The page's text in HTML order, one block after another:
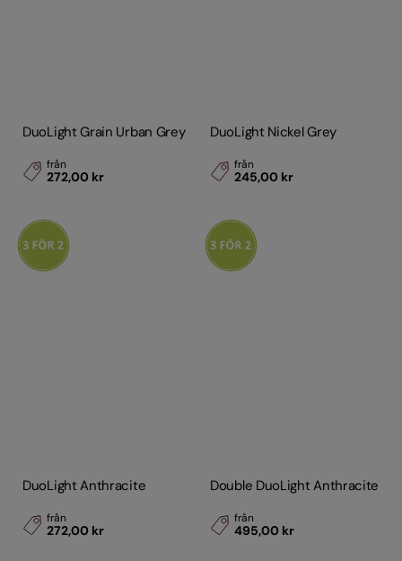
DuoLight Grain Urban Grey
från
272,00 kr
DuoLight Nickel Grey
från
245,00 kr
DuoLight Anthracite
från
272,00 kr
Double DuoLight Anthracite
från
495,00 kr